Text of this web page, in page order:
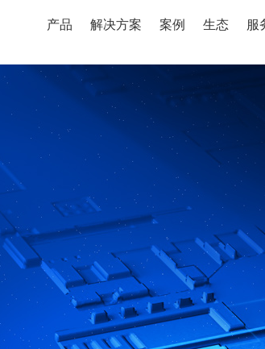
产品 解决方案 案例 生态 服